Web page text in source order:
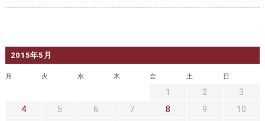
マルファン症候群
大動脈瘤を指摘されたら？
セカンドオピニオン 治療費について
脈
2015年5月
月 火 水 木 金 土 日
1 2
3
4
5 6 7 8 9
10